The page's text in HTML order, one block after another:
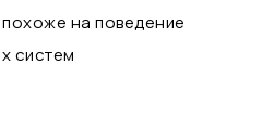
на поведение
систем